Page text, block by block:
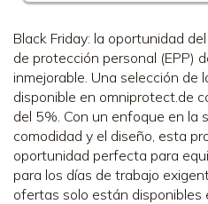
Black Friday: la oportunidad
de protección personal (EPP)
inmejorable. Una selección de
disponible en omniprotect.de
del 5%. Con un enfoque en la
comodidad y el diseño, esta
oportunidad perfecta para
para los días de trabajo
ofertas solo están disponibles